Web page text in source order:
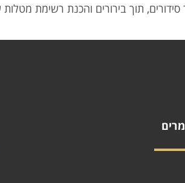
סידורים, תוך בירורים והכנת רשימת